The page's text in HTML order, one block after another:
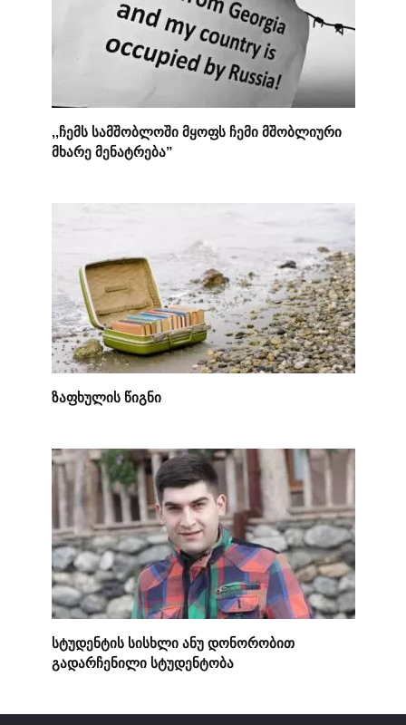
,,ჩემს სამშობლოში მყოფს ჩემი მშობლიური
მხარე მენატრება”
ზაფხულის წიგნი
სტუდენტის სისხლი ანუ დონორობით
გადარჩენილი სტუდენტობა